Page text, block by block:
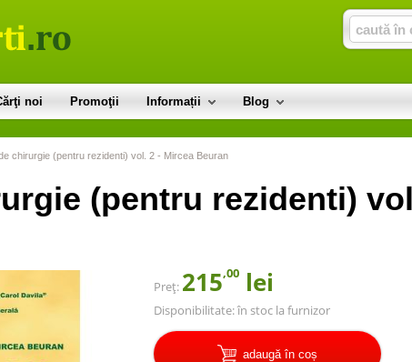
noi Promoţii Informații Blog
chirurgie (pentru rezidenti) vol. 2 - Mircea Beuran
(pentru rezidenti)
Preț: 215,00 lei
Disponibilitate:în stoc la furnizor
adaugă în coș